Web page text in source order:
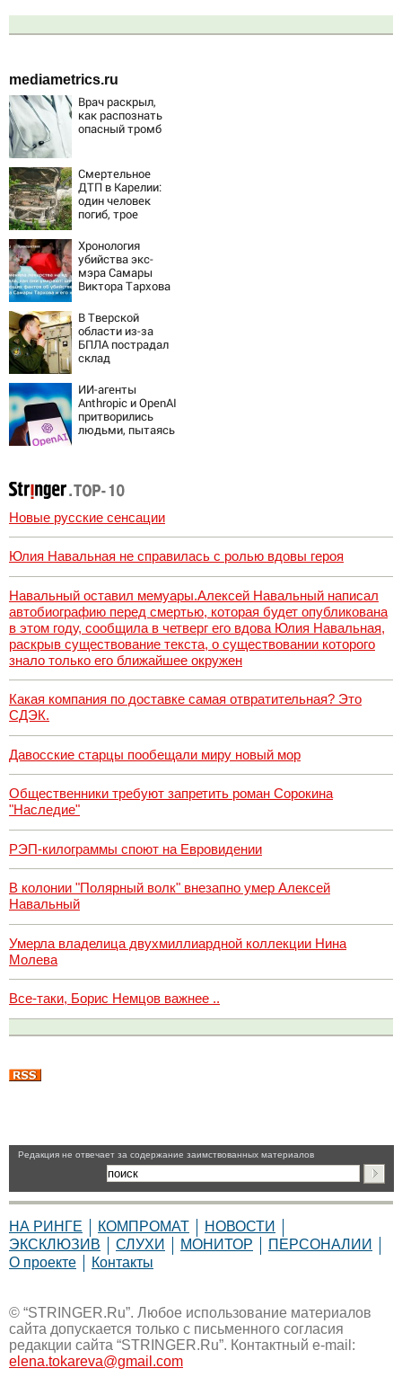
mediametrics.ru
Врач раскрыл,
как распознать
опасный тромб
Смертельное
ДТП в Карелии:
один человек
погиб, трое
(ФОТО)
Хронология
убийства экс-
мэра Самары
Виктора Тархова
шокирующих
фактов, новые
подробности
В Тверской
области из-за
БПЛА пострадал
склад
постройки в СНТ
– Новости Твери
и городов
Тверской области
сегодня -
ИИ-агенты
Anthropic и OpenAI
притворились
людьми, пытаясь
Новые русские сенсации
Юлия Навальная не справилась с ролью вдовы героя
Навальный оставил мемуары.Алексей Навальный написал
автобиографию перед смертью, которая будет опубликована
в этом году, сообщила в четверг его вдова Юлия Навальная,
раскрыв существование текста, о существовании которого
знало только его ближайшее окружен
Какая компания по доставке самая отвратительная? Это
СДЭК.
Давосские старцы пообещали миру новый мор
Общественники требуют запретить роман Сорокина
"Наследие"
РЭП-килограммы споют на Евровидении
В колонии "Полярный волк" внезапно умер Алексей
Навальный
Умерла владелица двухмиллиардной коллекции Нина
Молева
Все-таки, Борис Немцов важнее ..
Pедакция не отвечает за содержание заимствованных материалов
НА РИНГЕ КОМПРОМАТ
НОВОСТИ
ЭКСКЛЮЗИВ
СЛУХИ МОНИТОР
ПЕРСОНАЛИИ
О проекте
Контакты
© “STRINGER.Ru”. Любое использование материалов
сайта допускается только с письменного согласия
редакции сайта “STRINGER.Ru”. Контактный e-mail:
elena.tokareva@gmail.com